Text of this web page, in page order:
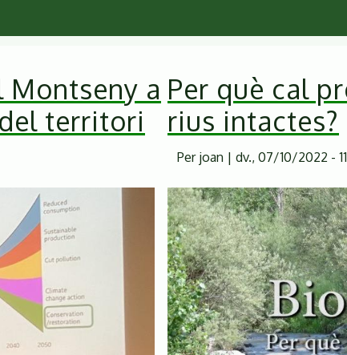
Montseny a
territori
Per què cal
rius intactes?
Perjoan | dv., 07/10/2022 -